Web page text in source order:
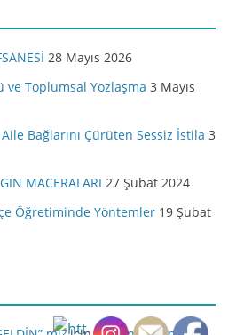
28 Mayıs 2026
Toplumsal Yozlaşma 3 Mayıs
Bağlarını Çürüten Sessiz İstila 3
MACERALARI 27 Şubat 2024
Öğretiminde Yöntemler 19 Şubat